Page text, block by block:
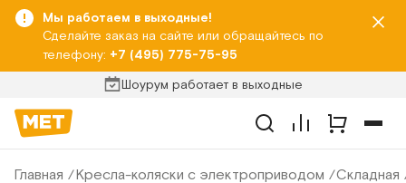
Мы работаем в выходные!
Сделайте заказ на сайте или обращайтесь по
телефону: +7 (495) 775-75-95
Шоурум работает в выходные
Главная Кресла-коляски с электроприводом Складная